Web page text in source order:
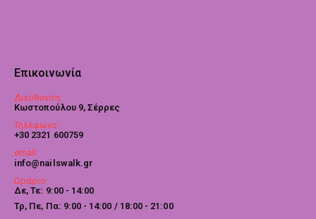
Επικοινωνία
Διεύθυνση:
Κωστοπούλου 9, Σέρρες
Τηλέφωνο:
+30 2321 600759
email:
info@nailswalk.gr
Ωράριο:
Δε, Τε: 9:00 - 14:00
Τρ, Πε, Πα: 9:00 - 14:00 / 18:00 - 21:00